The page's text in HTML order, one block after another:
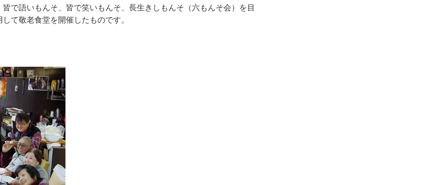
で語いもんそ、皆で笑いもんそ、長生きしもんそ（六もんそ会）を目
て敬老食堂を開催したものです。